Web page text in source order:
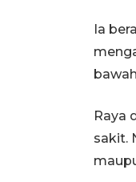
Ia
Raya
sakit.